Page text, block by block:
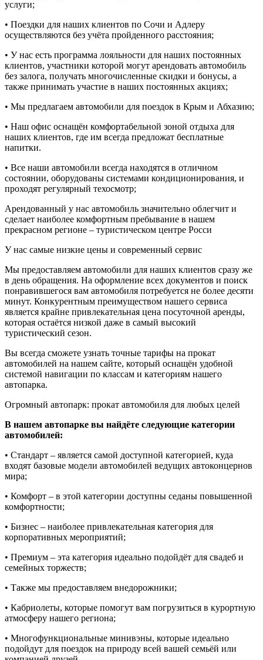
услуги;
• Поездки для наших клиентов по Сочи и Адлеру
осуществляются без учёта пройденного расстояния;
• У нас есть программа лояльности для наших постоянных
клиентов, участники которой могут арендовать автомобиль
без залога, получать многочисленные скидки и бонусы, а
также принимать участие в наших постоянных акциях;
• Мы предлагаем автомобили для поездок в Крым и Абхазию;
• Наш офис оснащён комфортабельной зоной отдыха для
наших клиентов, где им всегда предложат бесплатные
напитки.
• Все наши автомобили всегда находятся в отличном
состоянии, оборудованы системами кондиционирования, и
проходят регулярный техосмотр;
Арендованный у нас автомобиль значительно облегчит и
сделает наиболее комфортным пребывание в нашем
прекрасном регионе – туристическом центре Росси
У нас самые низкие цены и современный сервис
Мы предоставляем автомобили для наших клиентов сразу же
в день обращения. На оформление всех документов и поиск
понравившегося вам автомобиля потребуется не более десяти
минут. Конкурентным преимуществом нашего сервиса
является крайне привлекательная цена посуточной аренды,
которая остаётся низкой даже в самый высокий
туристический сезон.
Вы всегда сможете узнать точные тарифы на прокат
автомобилей на нашем сайте, который оснащён удобной
системой навигации по классам и категориям нашего
автопарка.
Огромный автопарк: прокат автомобиля для любых целей
В нашем автопарке вы найдёте следующие категории
автомобилей:
• Стандарт – является самой доступной категорией, куда
входят базовые модели автомобилей ведущих автоконцернов
мира;
• Комфорт – в этой категории доступны седаны повышенной
комфортности;
• Бизнес – наиболее привлекательная категория для
корпоративных мероприятий;
• Премиум – эта категория идеально подойдёт для свадеб и
семейных торжеств;
• Также мы предоставляем внедорожники;
• Кабриолеты, которые помогут вам погрузиться в курортную
атмосферу нашего региона;
• Многофункциональные минивэны, которые идеально
подойдут для поездок на природу всей вашей семьёй или